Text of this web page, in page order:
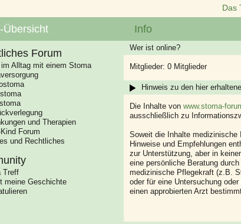
Das
Übersicht
Forum
im Alltag mit einem Stoma
und Therapien
Forum
und Rechtliches
Treff
meine Geschichte
Info
Wer ist online?
Mitglieder: 0 Mitglieder
Hinweis zu den hier
Die Inhalte von www.stoma-
ausschließlich zu
Soweit die Inhalte medizinische
Hinweise und Empfehlungen
zur Unterstützung, aber in
eine persönliche Beratung
medizinische Pflegekraft (z.B.
oder für eine Untersuchung
einen approbierten Arzt